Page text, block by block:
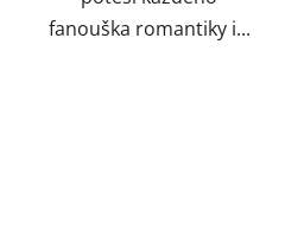
fanouška romantiky i...